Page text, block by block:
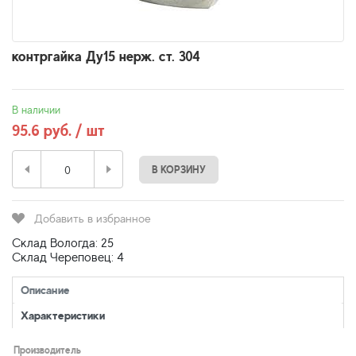
контргайка Ду15 нерж. ст. 304
В наличии
95.6 руб. / шт
В КОРЗИНУ
Добавить в избранное
Склад Вологда: 25
Склад Череповец: 4
Описание
Характеристики
Производитель